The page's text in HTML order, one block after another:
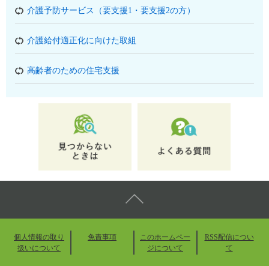
介護予防サービス（要支援1・要支援2の方）
介護給付適正化に向けた取組
高齢者のための住宅支援
個人情報の取り
扱いについて
免責事項
このホームペー
ジについて
RSS配信につい
て